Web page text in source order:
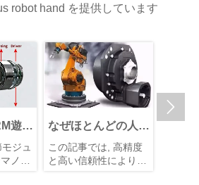
めに用いられます。こ
ス、人工知能、センシ
ング技術、メカトロニ
クス、およびコンピュ
ータ制御システムを統
合し、医療の精度、効
率、安全性、および患
者全体の体験を向上さ
せます。この記事で
は、HONPINEハーモ
ニックサーボアクチュ
ットに強力な駆
ントロールを提
す。ヒューマノ
ボットの動作の
臓」と見なされ
節に搭載されて
きを制御し、ロ
全体の性能を直
します。したが
信頼性の高いハ
ック関節モータ
robot hand を提供しています
なぜほとんどの人は
RV減速機ギアボッ
クスのサプライヤー
この記事では, 高精度
と高い信頼性により
なぜ交差ロー
アリング式ハ
ック減速機は
ロボット用ハ
ク減速機にお
